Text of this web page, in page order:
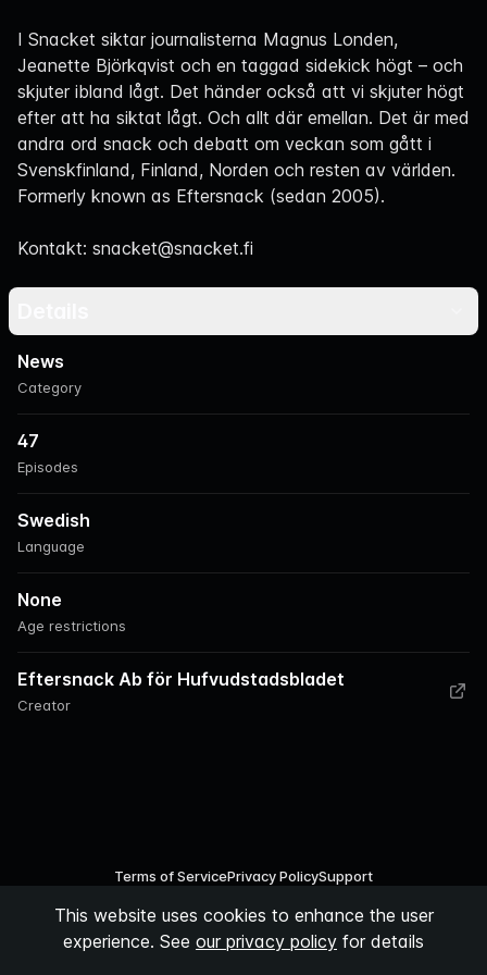
Navigation
I Snacket siktar journalisterna Magnus Londen,
Jeanette Björkqvist och en taggad sidekick högt – och
skjuter ibland lågt. Det händer också att vi skjuter högt
efter att ha siktat lågt. Och allt där emellan. Det är med
andra ord snack och debatt om veckan som gått i
Svenskfinland, Finland, Norden och resten av världen.
Formerly known as Eftersnack (sedan 2005).
Kontakt: snacket@snacket.fi
Category
News
Episodes
47
Language
Swedish
Age restrictions
None
Creator
Eftersnack Ab för Hufvudstadsbladet
Terms of ServicePrivacy PolicySupport
Podspace AB
This website uses cookies to enhance the user
experience. See our privacy policy for details